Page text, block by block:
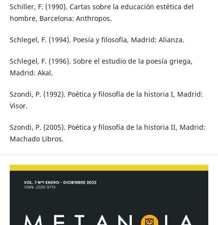
Schiller, F. (1990). Cartas sobre la educación estética del
hombre, Barcelona: Anthropos.
Schlegel, F. (1994). Poesía y filosofía, Madrid: Alianza.
Schlegel, F. (1996). Sobre el estudio de la poesía griega,
Madrid: Akal.
Szondi, P. (1992). Poética y filosofía de la historia I, Madrid:
Visor.
Szondi, P. (2005). Poética y filosofía de la historia II, Madrid:
Machado Libros.